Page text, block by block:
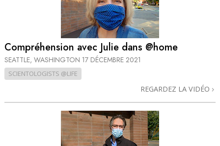
Compréhension avec Julie dans @home
SEATTLE, WASHINGTON 17 DÉCEMBRE 2021
SCIENTOLOGISTS @LIFE
REGARDEZ LA VIDÉO